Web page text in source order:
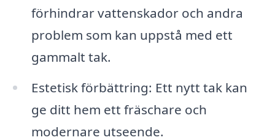
förhindrar vattenskador och andra
problem som kan uppstå med ett
gammalt tak.
Estetisk förbättring: Ett nytt tak kan
ge ditt hem ett fräschare och
modernare utseende.